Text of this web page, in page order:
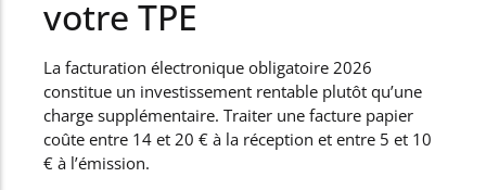
votre TPE
La facturation électronique obligatoire 2026
constitue un investissement rentable plutôt qu’une
charge supplémentaire. Traiter une facture papier
coûte entre 14 et 20 € à la réception et entre 5 et 10
€ à l’émission.